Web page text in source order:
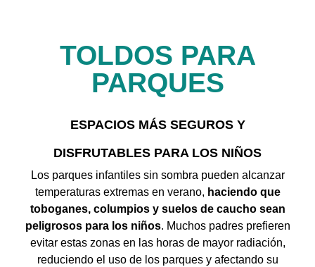
TOLDOS PARA
PARQUES
ESPACIOS MÁS SEGUROS Y
DISFRUTABLES PARA LOS NIÑOS
Los parques infantiles sin sombra pueden alcanzar
temperaturas extremas en verano, haciendo que
toboganes, columpios y suelos de caucho sean
peligrosos para los niños. Muchos padres prefieren
evitar estas zonas en las horas de mayor radiación,
reduciendo el uso de los parques y afectando su